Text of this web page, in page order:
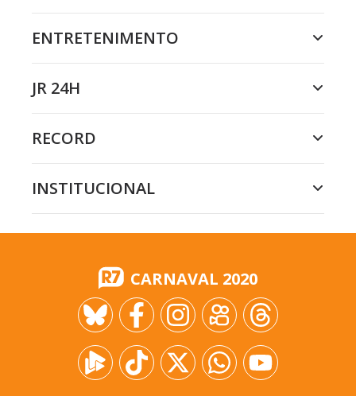
ENTRETENIMENTO
JR 24H
RECORD
INSTITUCIONAL
CARNAVAL 2020